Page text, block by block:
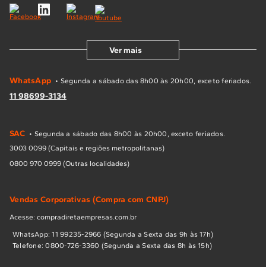
Ver mais
WhatsApp • Segunda a sábado das 8h00 às 20h00, exceto feriados.
11 98699-3134
SAC • Segunda a sábado das 8h00 às 20h00, exceto feriados.
3003 0099 (Capitais e regiões metropolitanas)
0800 970 0999 (Outras localidades)
Vendas Corporativas (Compra com CNPJ)
Acesse: compradiretaempresas.com.br
WhatsApp: 11 99235-2966 (Segunda a Sexta das 9h às 17h)
Telefone: 0800-726-3360 (Segunda a Sexta das 8h às 15h)